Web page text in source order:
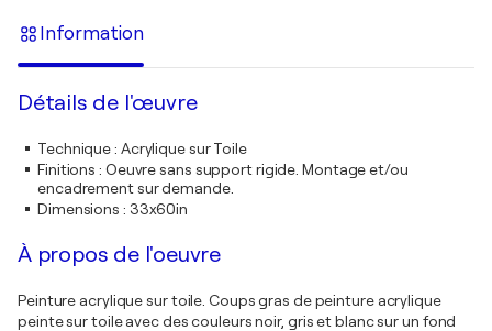
Information
Détails de l'œuvre
Technique: Acrylique sur Toile
Finitions : Oeuvre sans support rigide. Montage et/ou
encadrement sur demande.
Dimensions : 33x60in
À propos de l'oeuvre
Peinture acrylique sur toile. Coups gras de peinture acrylique
peinte sur toile avec des couleurs noir, gris et blanc sur un fond